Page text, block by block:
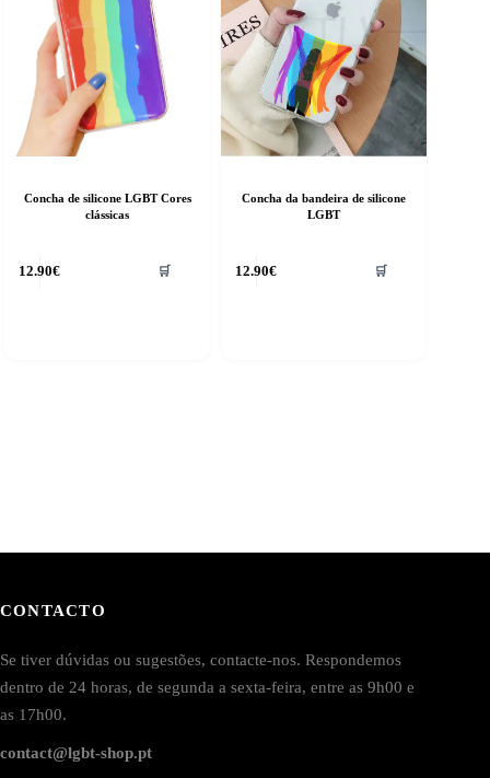
product
page
Concha de silicone LGBT Cores
clássicas
12.90€ 🛒
Concha da bandeira de silicone
LGBT
12.90€ 🛒
CONTACTO
Se tiver dúvidas ou sugestões, contacte-nos. Respondemos
dentro de 24 horas, de segunda a sexta-feira, entre as 9h00 e
as 17h00.
contact@lgbt-shop.pt